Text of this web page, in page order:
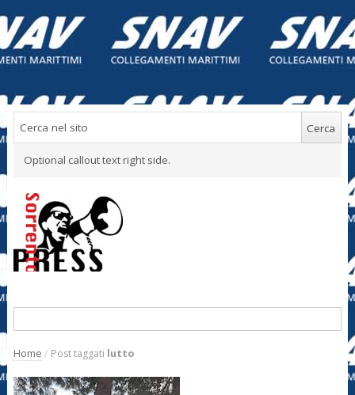
Optional callout text right side.
Home / Post taggati lutto